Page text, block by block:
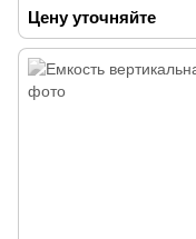
Цену уточняйте